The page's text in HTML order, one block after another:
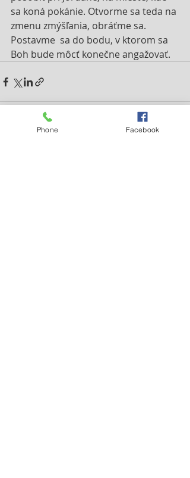
sa koná pokánie. Otvorme sa teda na
zmenu zmýšľania, obráťme sa.
Postavme  sa do bodu, v ktorom sa
Boh bude môcť konečne angažovať.
Zobrazit vše
Phone Facebook